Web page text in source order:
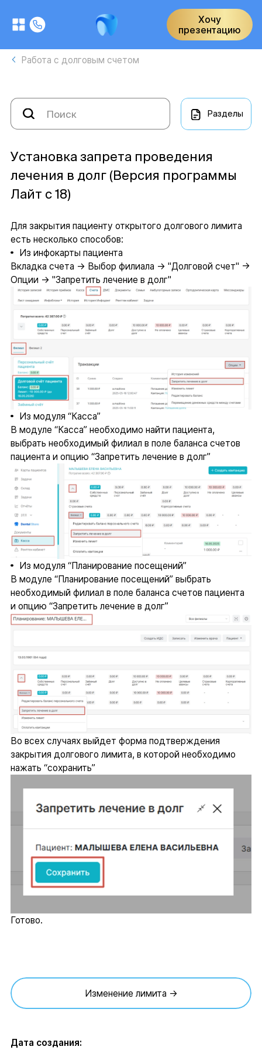
Хочу
презентацию
Работа с долговым счетом
Разделы
Установка запрета проведения
лечения в долг (Версия программы
Лайт с 18)
Для закрытия пациенту открытого долгового лимита
есть несколько способов:
Из инфокарты пациента
Вкладка счета → Выбор филиала → "Долговой счет" →
Опции → "Запретить лечение в долг"
Из модуля “Касса”
В модуле “Касса” необходимо найти пациента,
выбрать необходимый филиал в поле баланса счетов
пациента и опцию “Запретить лечение в долг”
Из модуля “Планирование посещений”
В модуле “Планирование посещений” выбрать
необходимый филиал в поле баланса счетов пациента
и опцию “Запретить лечение в долг”
Во всех случаях выйдет форма подтверждения
закрытия долгового лимита, в которой необходимо
нажать “сохранить”
Готово.
Изменение лимита →
Дата создания: